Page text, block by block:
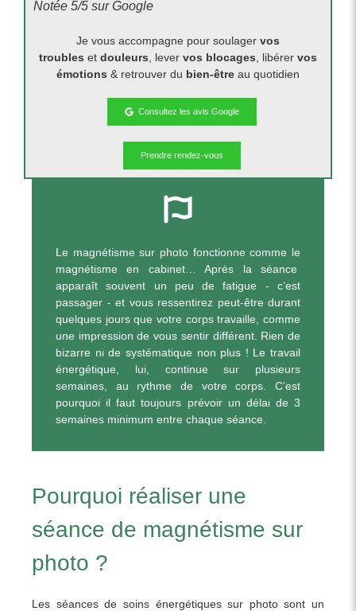
Notée 5/5 sur Google
Je vous accompagne pour soulager vos
troubles et douleurs , lever vos blocages , libérer vos
émotions & retrouver du bien-être au quotidien
Consultez les avis Google
Prendre rendez-vous
Le magnétisme sur photo fonctionne comme le
magnétisme en cabinet… Après la séance
apparaît souvent un peu de fatigue - c’est
passager - et vous ressentirez peut-être durant
quelques jours que votre corps travaille, comme
une impression de vous sentir différent. Rien de
bizarre ni de systématique non plus ! Le travail
énergétique, lui, continue sur plusieurs
semaines, au rythme de votre corps. C’est
pourquoi il faut toujours prévoir un délai de 3
semaines minimum entre chaque séance.
Pourquoi réaliser une
séance de magnétisme sur
photo ?
Les séances de soins énergétiques sur photo sont un